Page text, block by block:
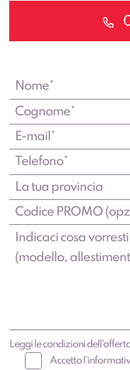
Leggi le condizioni
Accetto